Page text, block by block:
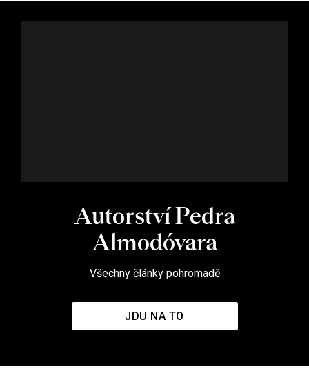
Autorství Pedra
Almodóvara
Všechny články pohromadě
JDU NA TO